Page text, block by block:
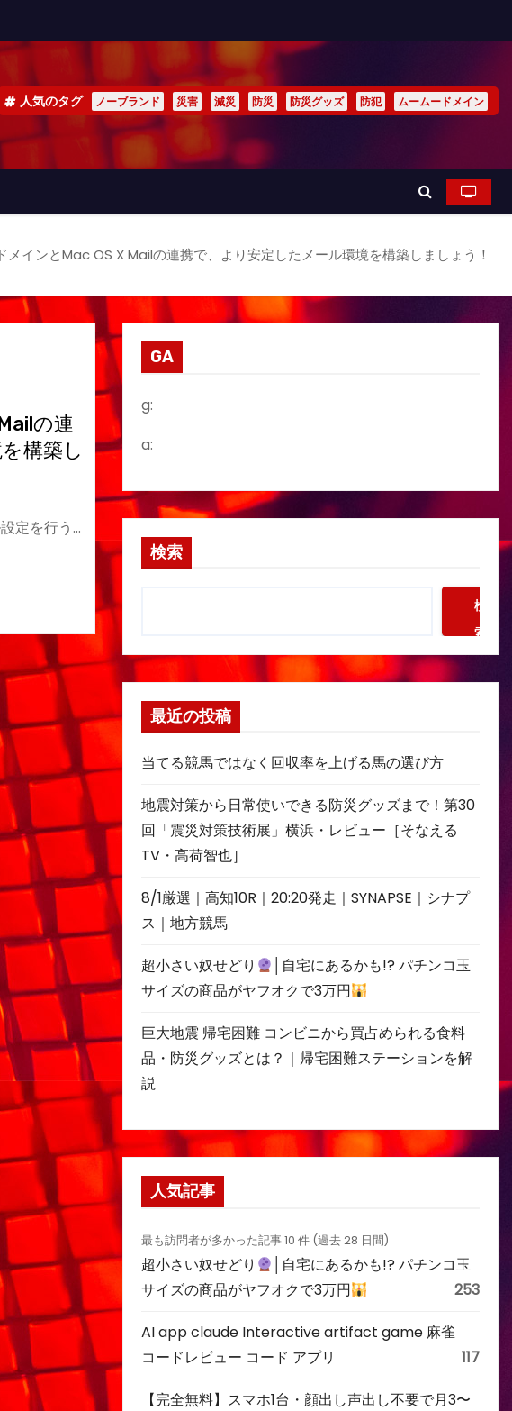
人気のタグ ノーブランド 災害 減災 防災 防災グッズ 防犯 ムームードメイン
メインとMac OS X Mailの連携で、より安定したメール環境を構築しましょう！
の連
構築し
定を行う…
GA
g:
a:
検索
検
索
最近の投稿
当てる競馬ではなく回収率を上げる馬の選び方
地震対策から日常使いできる防災グッズまで！第30
回「震災対策技術展」横浜・レビュー［そなえる
TV・高荷智也］
8/1厳選｜高知10R｜20:20発走｜SYNAPSE｜シナプ
ス｜地方競馬
超小さい奴せどり
│自宅にあるかも!? パチンコ玉
サイズの商品がヤフオクで3万円
巨大地震 帰宅困難 コンビニから買占められる食料
品・防災グッズとは？｜帰宅困難ステーションを解
説
人気記事
最も訪問者が多かった記事 10 件 (過去 28 日間)
超小さい奴せどり
│自宅にあるかも!? パチンコ玉
サイズの商品がヤフオクで3万円
253
AI app claude Interactive artifact game 麻雀
コードレビュー コード アプリ
117
【完全無料】スマホ1台・顔出し声出し不要で月3〜